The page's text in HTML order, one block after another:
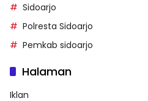
Sidoarjo
Polresta Sidoarjo
Pemkab sidoarjo
Halaman
Iklan